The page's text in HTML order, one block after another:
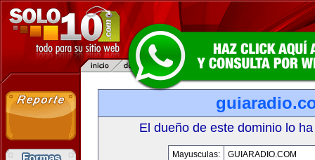
El dueño de este dominio lo
Mayusculas:
GUIARADIO.COM